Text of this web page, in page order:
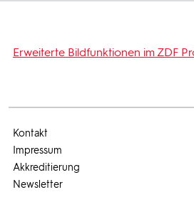
Erweiterte Bildfunktionen im ZDF
Kontakt
Impressum
Akkreditierung
Newsletter